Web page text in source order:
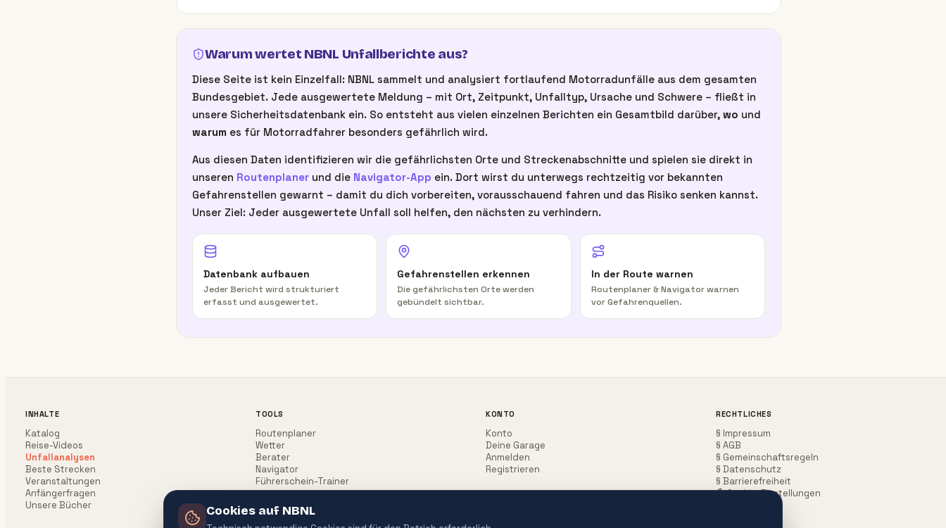
Warum wertet NBNL Unfallberichte aus?
Diese Seite ist kein Einzelfall: NBNL sammelt und analysiert fortlaufend Motorradunfälle aus dem gesamten
Bundesgebiet. Jede ausgewertete Meldung – mit Ort, Zeitpunkt, Unfalltyp, Ursache und Schwere – fließt in
unsere Sicherheitsdatenbank ein. So entsteht aus vielen einzelnen Berichten ein Gesamtbild darüber, wo und
warum es für Motorradfahrer besonders gefährlich wird.
Aus diesen Daten identifizieren wir die gefährlichsten Orte und Streckenabschnitte und spielen sie direkt in
unseren Routenplaner und die Navigator-App ein. Dort wirst du unterwegs rechtzeitig vor bekannten
Gefahrenstellen gewarnt – damit du dich vorbereiten, vorausschauend fahren und das Risiko senken kannst.
Unser Ziel: Jeder ausgewertete Unfall soll helfen, den nächsten zu verhindern.
Datenbank aufbauen
Jeder Bericht wird strukturiert
erfasst und ausgewertet.
Gefahrenstellen erkennen
Die gefährlichsten Orte werden
gebündelt sichtbar.
In der Route warnen
Routenplaner & Navigator warnen
vor Gefahrenquellen.
INHALTE
Katalog
Reise-Videos
Unfallanalysen
Beste Strecken
Veranstaltungen
Anfängerfragen
Unsere Bücher
TOOLS
Routenplaner
Wetter
Berater
Navigator
Führerschein-Trainer
KONTO
Konto
Deine Garage
Anmelden
Registrieren
RECHTLICHES
§ Impressum
§ AGB
§ Gemeinschaftsregeln
§ Datenschutz
§ Barrierefreiheit
Cookie-Einstellungen
Cookies auf NBNL